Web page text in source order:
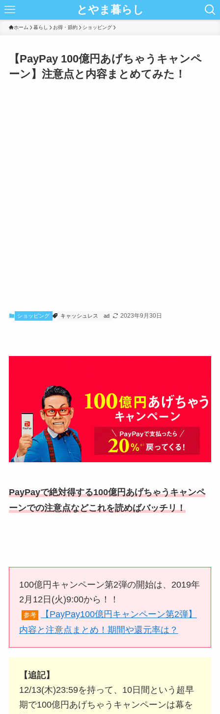
とやま暮らし
ホーム 暮らし お得・節約 ショッピング
【PayPay 100億円あげちゃうキャンペ
ーン】注意点と内容まとめてみた！
ショッピング キャッシュレス ad 2023年9月30日
PayPayで絶対得する100億円あげちゃうキャンペ
ーンでの注意点などこれを読めばバッチリ！
100億円キャンペーン第2弾の開始は、2019年
2月12日(火)9:00から！！
参考
【PayPay100億円キャンペーン第2弾】
内容と注意点まとめ！期間や還元率は？
【追記】
12/13(木)23:59を持って、10日間という超早
期で100億円あげちゃうキャンペーンは幕を